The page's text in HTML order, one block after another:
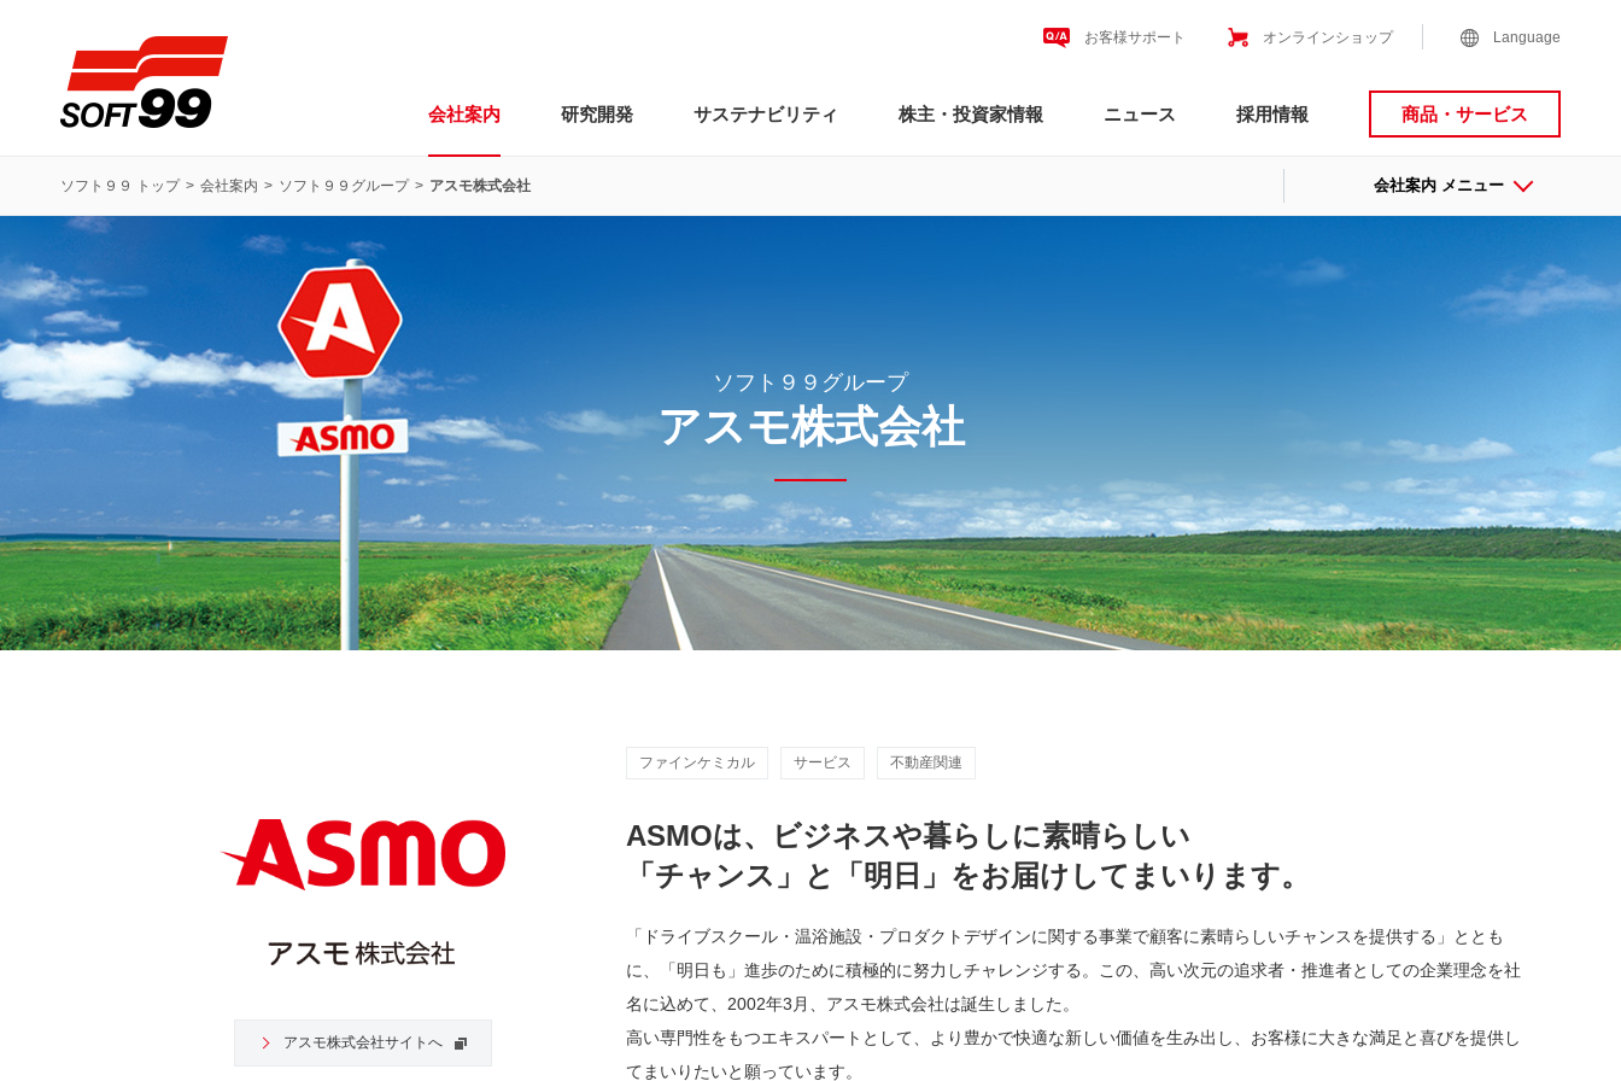
お客様サポート オンラインショップ Language
会社案内 研究開発 サステナビリティ 株主・投資家情報 ニュース 採用情報 商品・サービス
ソフト９９ トップ 会社案内 ソフト９９グループ アスモ株式会社 会社案内 メニュー
ソフト９９グループ
アスモ株式会社
ファインケミカル サービス 不動産関連
ASMOは、ビジネスや暮らしに素晴らしい
「チャンス」と「明日」をお届けしてまいります。
「ドライブスクール・温浴施設・プロダクトデザインに関する事業で顧客に素晴らしいチャンスを提供する」ととも
に、「明日も」進歩のために積極的に努力しチャレンジする。この、高い次元の追求者・推進者としての企業理念を社
名に込めて、2002年3月、アスモ株式会社は誕生しました。
高い専門性をもつエキスパートとして、より豊かで快適な新しい価値を生み出し、お客様に大きな満足と喜びを提供し
てまいりたいと願っています。
アスモ株式会社サイトへ